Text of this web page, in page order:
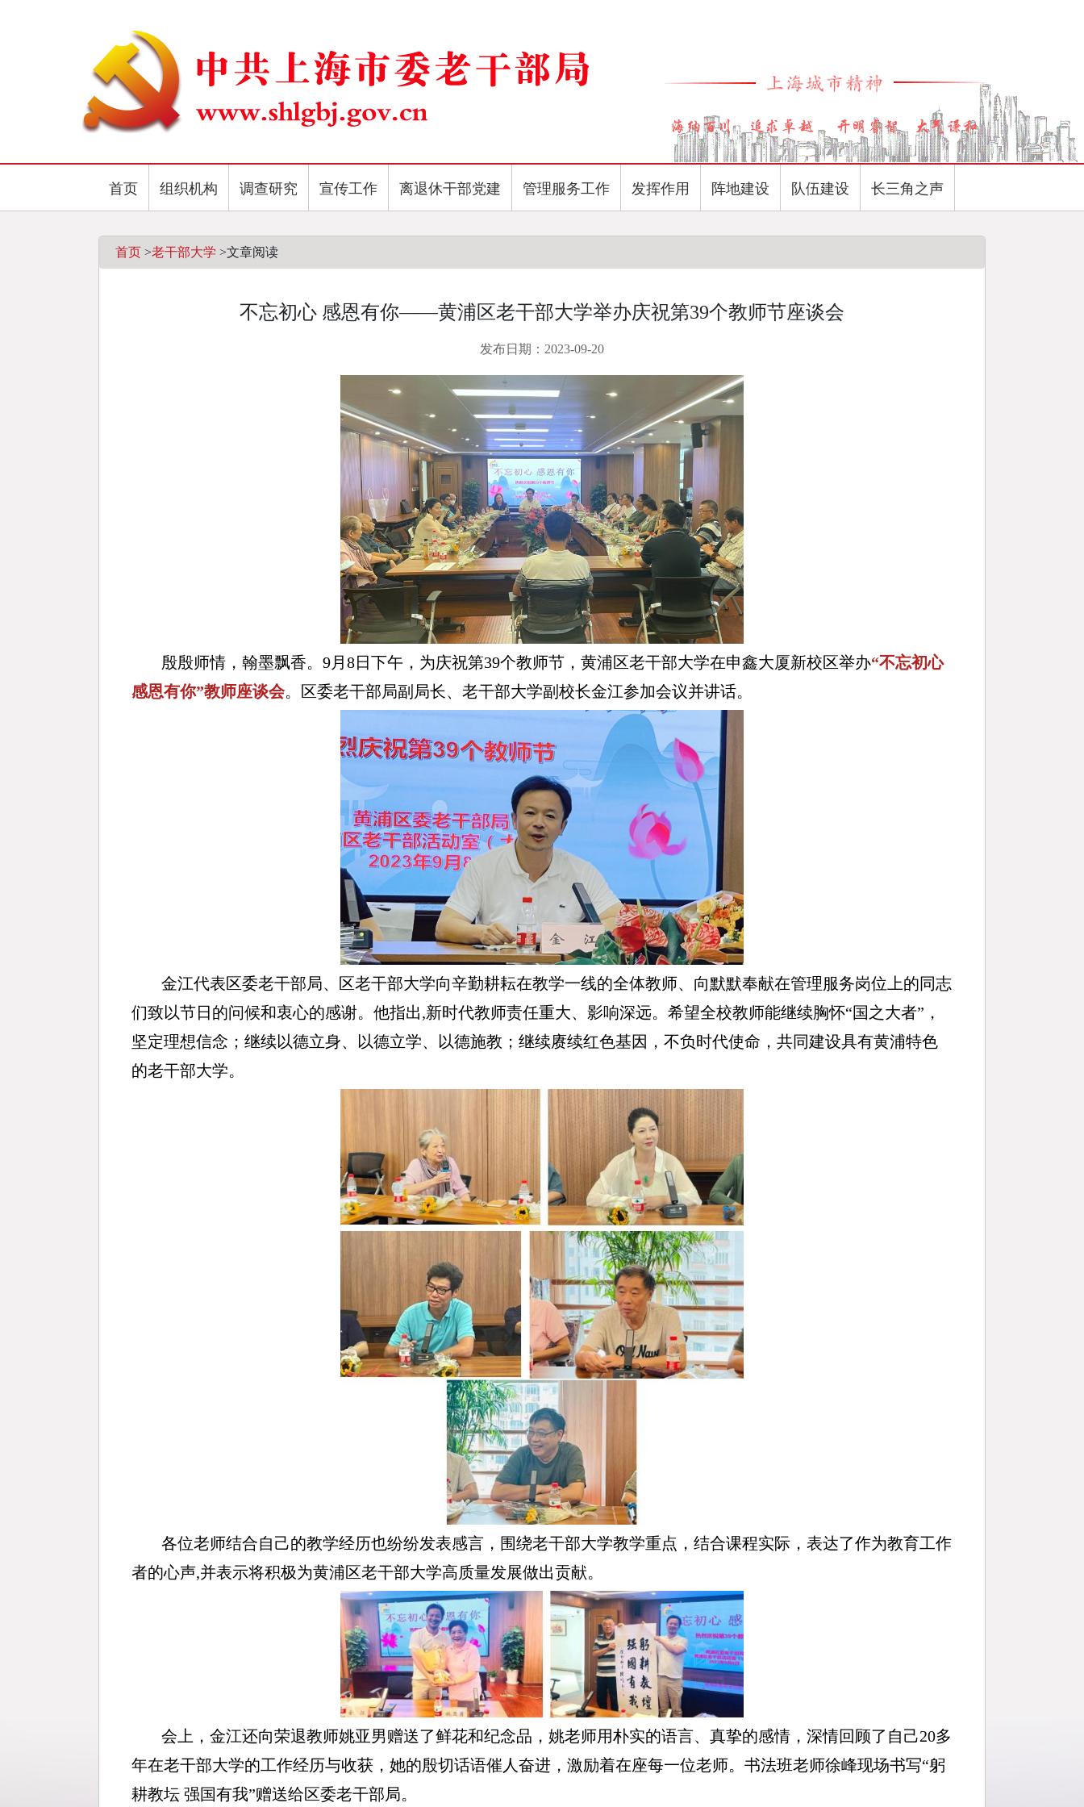
首页 组织机构 调查研究 宣传工作 离退休干部党建 管理服务工作 发挥作用 阵地建设 队伍建设 长三角之声
首页 >老干部大学 >文章阅读
不忘初心 感恩有你——黄浦区老干部大学举办庆祝第39个教师节座谈会
发布日期：2023-09-20
殷殷师情，翰墨飘香。9月8日下午，为庆祝第39个教师节，黄浦区老干部大学在申鑫大厦新校区举办“不忘初心
感恩有你”教师座谈会。区委老干部局副局长、老干部大学副校长金江参加会议并讲话。
金江代表区委老干部局、区老干部大学向辛勤耕耘在教学一线的全体教师、向默默奉献在管理服务岗位上的同志
们致以节日的问候和衷心的感谢。他指出,新时代教师责任重大、影响深远。希望全校教师能继续胸怀“国之大者”，
坚定理想信念；继续以德立身、以德立学、以德施教；继续赓续红色基因，不负时代使命，共同建设具有黄浦特色
的老干部大学。
各位老师结合自己的教学经历也纷纷发表感言，围绕老干部大学教学重点，结合课程实际，表达了作为教育工作
者的心声,并表示将积极为黄浦区老干部大学高质量发展做出贡献。
会上，金江还向荣退教师姚亚男赠送了鲜花和纪念品，姚老师用朴实的语言、真挚的感情，深情回顾了自己20多
年在老干部大学的工作经历与收获，她的殷切话语催人奋进，激励着在座每一位老师。书法班老师徐峰现场书写“躬
耕教坛 强国有我”赠送给区委老干部局。